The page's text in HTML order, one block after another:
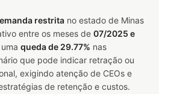
restrita no estado de Minas
entre os meses de 07/2025 e
queda de 29.77% nas
que pode indicar retração ou
exigindo atenção de CEOs e
de retenção e custos.